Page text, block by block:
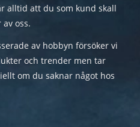
alltid att du som kund skall
oss.
av hobbyn försöker vi
och trender men tar
om du saknar något hos